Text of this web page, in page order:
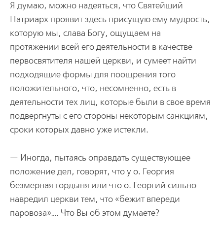
Я думаю, можно надеяться, что Святейший
Патриарх проявит здесь присущую ему мудрость,
которую мы, слава Богу, ощущаем на
протяжении всей его деятельности в качестве
первосвятителя нашей церкви, и сумеет найти
подходящие формы для поощрения того
положительного, что, несомненно, есть в
деятельности тех лиц, которые были в свое время
подвергнуты с его стороны некоторым санкциям,
сроки которых давно уже истекли.
— Иногда, пытаясь оправдать существующее
положение дел, говорят, что у о. Георгия
безмерная гордыня или что о. Георгий сильно
навредил церкви тем, что «бежит впереди
паровоза»…. Что Вы об этом думаете?